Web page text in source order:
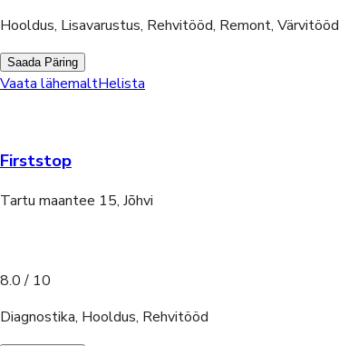
Hooldus, Lisavarustus, Rehvitööd, Remont, Värvitööd
Saada Päring
Vaata lähemaltHelista
Firststop
Tartu maantee 15, Jõhvi
8.0 / 10
Diagnostika, Hooldus, Rehvitööd